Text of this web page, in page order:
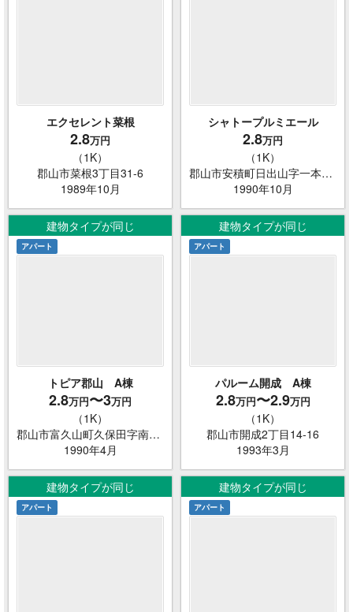
エクセレント菜根
2.8万円
（1K）
郡山市菜根3丁目31-6
1989年10月
シャトープルミエール
2.8万円
（1K）
郡山市安積町日出山字一本松138-2
1990年10月
建物タイプが同じ
アパート
トピア郡山 A棟
2.8万円〜3万円
（1K）
郡山市富久山町久保田字南田57-1
1990年4月
建物タイプが同じ
アパート
パルーム開成 A棟
2.8万円〜2.9万円
（1K）
郡山市開成2丁目14-16
1993年3月
建物タイプが同じ
アパート
建物タイプが同じ
アパート